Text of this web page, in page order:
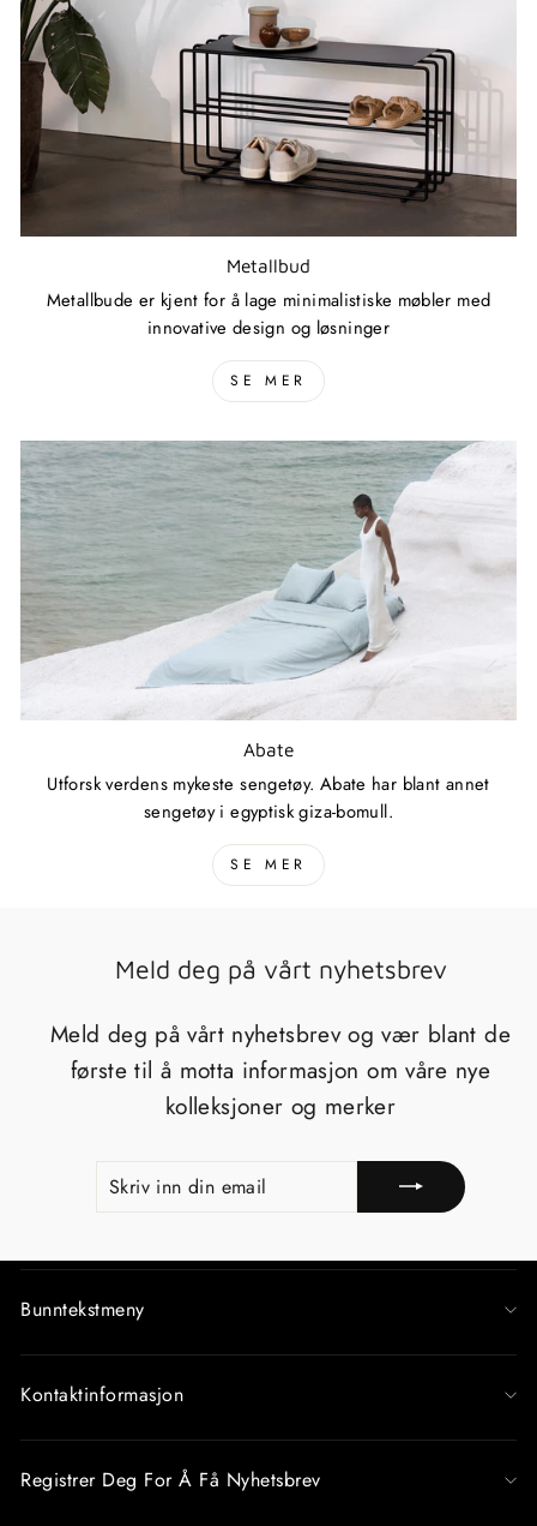
Metallbud
Metallbude er kjent for å lage minimalistiske møbler med
innovative design og løsninger
SE MER
Abate
Utforsk verdens mykeste sengetøy. Abate har blant annet
sengetøy i egyptisk giza-bomull.
SE MER
Meld deg på vårt nyhetsbrev
Meld deg på vårt nyhetsbrev og vær blant de
første til å motta informasjon om våre nye
kolleksjoner og merker
DIN
Bunntekstmeny
Kontaktinformasjon
Registrer Deg For Å Få Nyhetsbrev